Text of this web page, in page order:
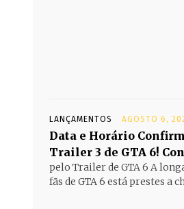
LANÇAMENTOS AGOSTO 6,
Data e Horário
Trailer 3 de GTA 6!
pelo Trailer de GTA 6 A
fãs de GTA 6 está prestes a